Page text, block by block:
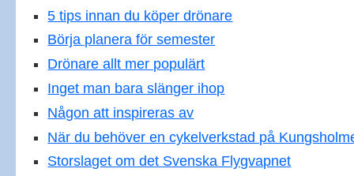
5 tips innan du köper drönare
Börja planera för semester
Drönare allt mer populärt
Inget man bara slänger ihop
Någon att inspireras av
När du behöver en cykelverkstad på
Storslaget om det Svenska Flygvapnet